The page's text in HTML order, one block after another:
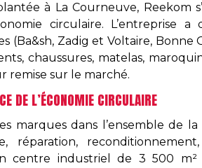
à La Courneuve, Reekom
circulaire. L’entreprise
(Ba&sh, Zadig et Voltaire, Bonne
chaussures, matelas,
remise sur le marché.
DE L’ÉCONOMIE CIRCULAIRE
marques dans l’ensemble de
réparation,
centre industriel de 3 500 m²